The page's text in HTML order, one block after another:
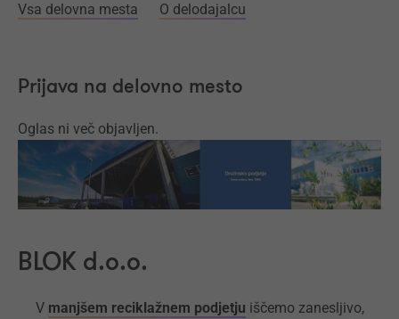
Vsa delovna mesta O delodajalcu
Prijava na delovno mesto
Oglas ni več objavljen.
BLOK d.o.o.
V manjšem reciklažnem podjetju iščemo zanesljivo,